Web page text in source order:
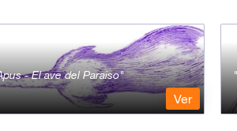
- El ave del Paraiso
Ver